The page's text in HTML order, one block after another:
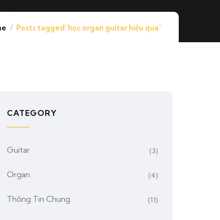
Posts tagged"học organ guitar hiệu qua"
CATEGORY
Guitar (3)
Organ (4)
Thông Tin Chung (11)